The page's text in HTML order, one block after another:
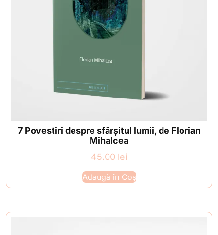
7 Povestiri despre sfârșitul lumii, de Florian
Mihalcea
45.00 lei
Adaugă în Coș